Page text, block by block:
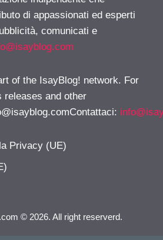
di appassionati ed esperti
comunicati e
of the IsayBlog! network. For
releases and other
:
Privacy (UE)
© 2026. All right reserverd.